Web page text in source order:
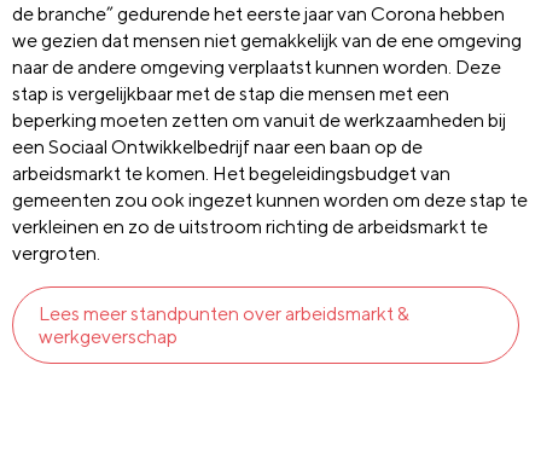
de branche” gedurende het eerste jaar van Corona hebben
we gezien dat mensen niet gemakkelijk van de ene omgeving
naar de andere omgeving verplaatst kunnen worden. Deze
stap is vergelijkbaar met de stap die mensen met een
beperking moeten zetten om vanuit de werkzaamheden bij
een Sociaal Ontwikkelbedrijf naar een baan op de
arbeidsmarkt te komen. Het begeleidingsbudget van
gemeenten zou ook ingezet kunnen worden om deze stap te
verkleinen en zo de uitstroom richting de arbeidsmarkt te
vergroten.
Lees meer standpunten over arbeidsmarkt &
werkgeverschap